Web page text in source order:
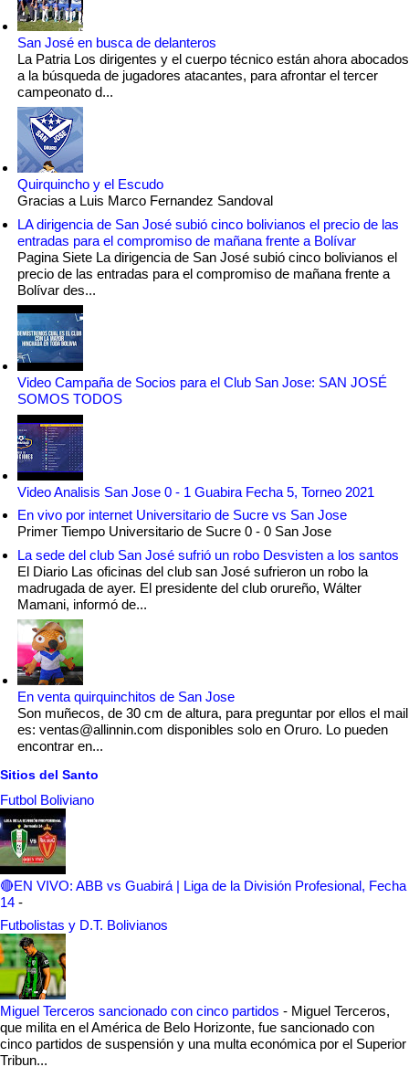
San José en busca de delanteros
La Patria Los dirigentes y el cuerpo técnico están ahora abocados
a la búsqueda de jugadores atacantes, para afrontar el tercer
campeonato d...
Quirquincho y el Escudo
Gracias a Luis Marco Fernandez Sandoval
LA dirigencia de San José subió cinco bolivianos el precio de las
entradas para el compromiso de mañana frente a Bolívar
Pagina Siete La dirigencia de San José subió cinco bolivianos el
precio de las entradas para el compromiso de mañana frente a
Bolívar des...
Video Campaña de Socios para el Club San Jose: SAN JOSÉ
SOMOS TODOS
Video Analisis San Jose 0 - 1 Guabira Fecha 5, Torneo 2021
En vivo por internet Universitario de Sucre vs San Jose
Primer Tiempo Universitario de Sucre 0 - 0 San Jose
La sede del club San José sufrió un robo Desvisten a los santos
El Diario Las oficinas del club san José sufrieron un robo la
madrugada de ayer. El presidente del club orureño, Wálter
Mamani, informó de...
En venta quirquinchitos de San Jose
Son muñecos, de 30 cm de altura, para preguntar por ellos el mail
es: ventas@allinnin.com disponibles solo en Oruro. Lo pueden
encontrar en...
Sitios del Santo
Futbol Boliviano
🔴EN VIVO: ABB vs Guabirá | Liga de la División Profesional, Fecha
14 -
Futbolistas y D.T. Bolivianos
Miguel Terceros sancionado con cinco partidos - Miguel Terceros,
que milita en el América de Belo Horizonte, fue sancionado con
cinco partidos de suspensión y una multa económica por el Superior
Tribun...